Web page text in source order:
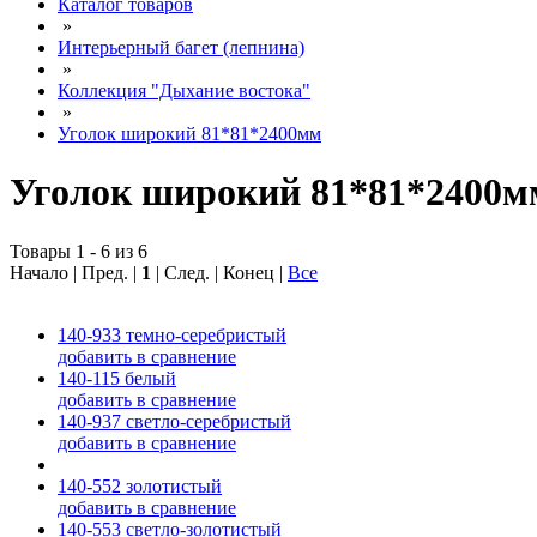
Каталог товаров
»
Интерьерный багет (лепнина)
»
Коллекция "Дыхание востока"
»
Уголок широкий 81*81*2400мм
Уголок широкий
Товары 1 - 6 из 6
Начало | Пред. | 1 | След. | Конец | Все
140-933 темно-серебристый
добавить в сравнение
140-115 белый
добавить в сравнение
140-937 светло-серебристый
добавить в сравнение
140-552 золотистый
добавить в сравнение
140-553 светло-золотистый